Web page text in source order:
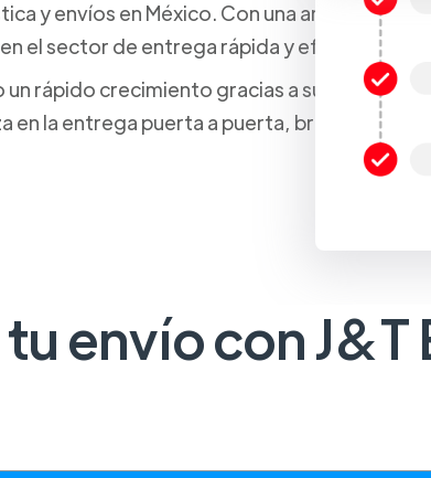
y envíos en México. Con una amplia red
el sector de entrega rápida y eficiente de
rápido crecimiento gracias a su enfoque
en la entrega puerta a puerta, brindando a
envío con J&T